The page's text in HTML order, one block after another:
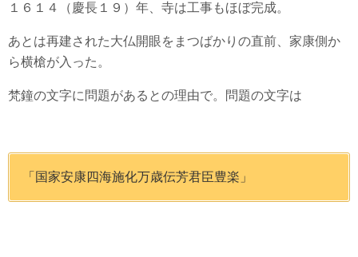
１６１４（慶長１９）年、寺は工事もほぼ完成。
あとは再建された大仏開眼をまつばかりの直前、家康側か
ら横槍が入った。
梵鐘の文字に問題があるとの理由で。問題の文字は
「国家安康四海施化万歳伝芳君臣豊楽」